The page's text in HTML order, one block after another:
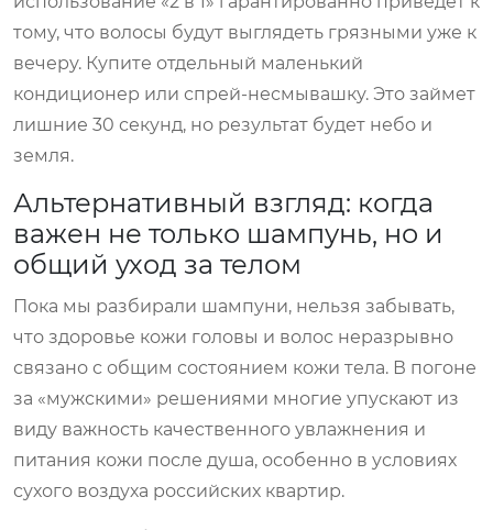
тому, что волосы будут выглядеть грязными уже к
вечеру. Купите отдельный маленький
кондиционер или спрей-несмывашку. Это займет
лишние 30 секунд, но результат будет небо и
земля.
Альтернативный взгляд: когда
важен не только шампунь, но и
общий уход за телом
Пока мы разбирали шампуни, нельзя забывать,
что здоровье кожи головы и волос неразрывно
связано с общим состоянием кожи тела. В погоне
за «мужскими» решениями многие упускают из
виду важность качественного увлажнения и
питания кожи после душа, особенно в условиях
сухого воздуха российских квартир.